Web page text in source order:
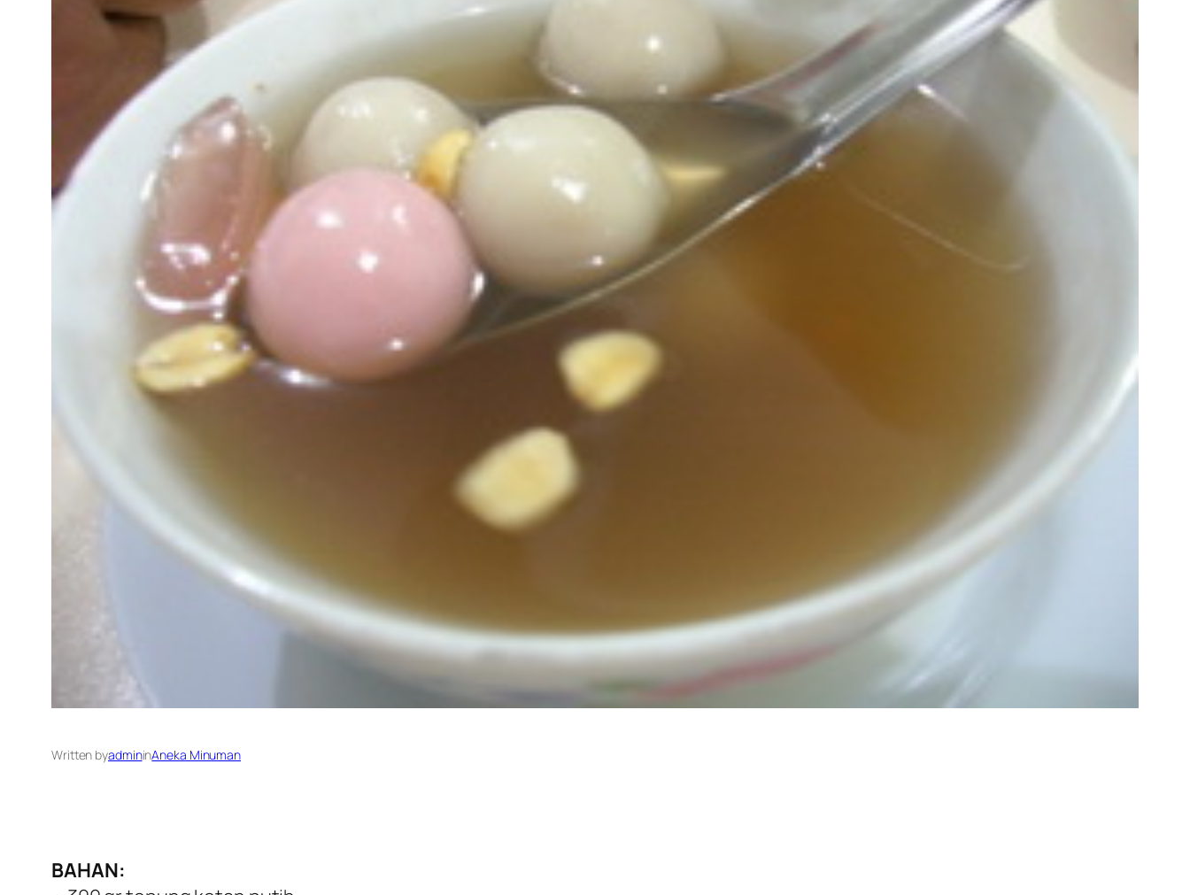
Written byadmininAneka Minuman
BAHAN: